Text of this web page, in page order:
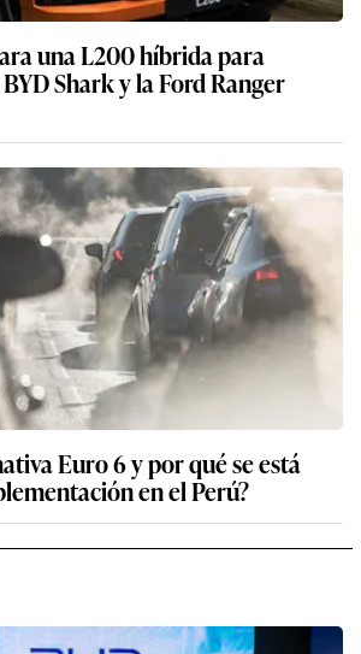
una L200 híbrida para
Shark y la Ford Ranger
Euro 6 y por qué se está
en el Perú?